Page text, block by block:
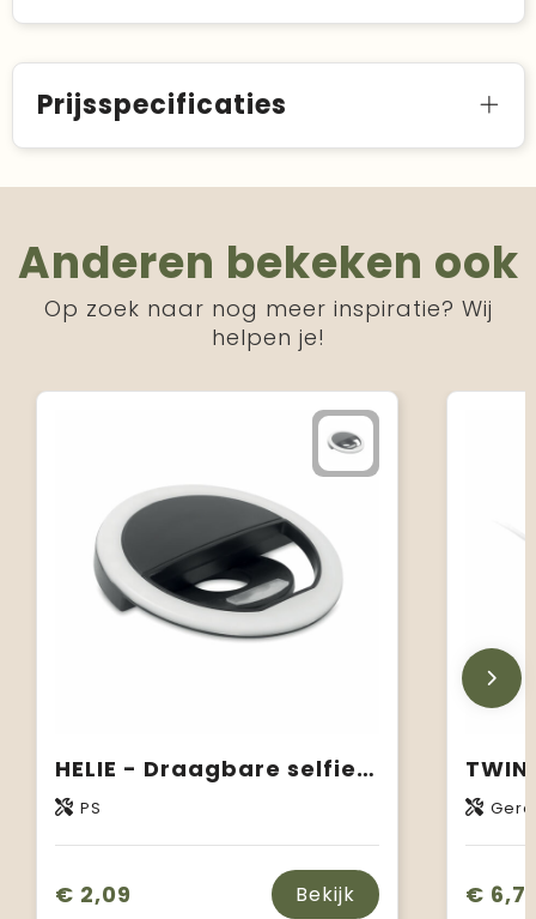
Prijsspecificaties
Anderen bekeken ook
Op zoek naar nog meer inspiratie? Wij
helpen je!
HELIE - Draagbare selfie ringlamp
PS
€ 2,09 Bekijk € 6,71